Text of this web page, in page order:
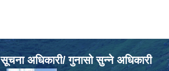
सूचना अधिकारी/ गुनासो सुन्ने अधिकारी